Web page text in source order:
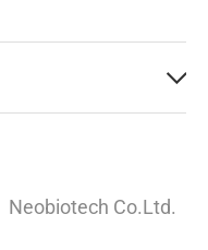
Neobiotech Co.Ltd.